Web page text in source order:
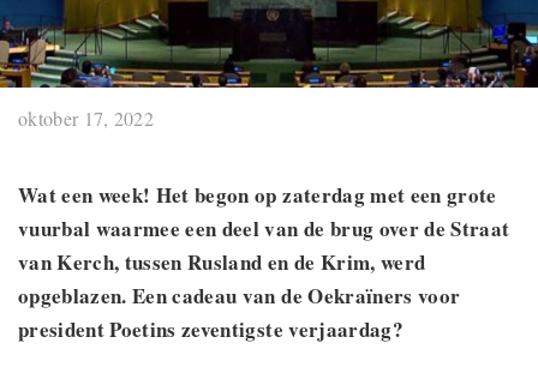
oktober 17, 2022
Wat een week! Het begon op zaterdag met een grote
vuurbal waarmee een deel van de brug over de Straat
van Kerch, tussen Rusland en de Krim, werd
opgeblazen. Een cadeau van de Oekraïners voor
president Poetins zeventigste verjaardag?